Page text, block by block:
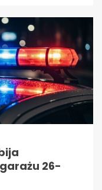
26-